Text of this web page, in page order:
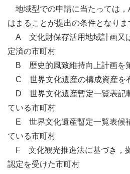
地域型での申請に当たっては
はまることが提出の条件となりま
A
文化財保存活用地域計画又
定済の市町村
B
歴史的風致維持向上計画を
C
世界文化遺産の構成資産を
D
世界文化遺産暫定一覧表記
ている市町村
E
世界文化遺産暫定一覧表候
ている市町村
F
文化観光推進法に基づき，
認定を受けた市町村